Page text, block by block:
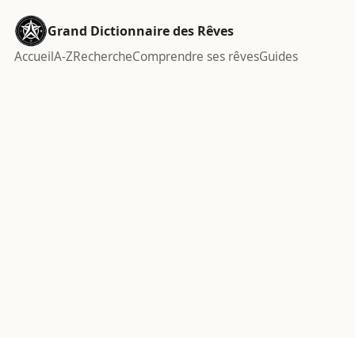
Grand Dictionnaire des Rêves
AccueilA-ZRechercheComprendre ses rêvesGuides